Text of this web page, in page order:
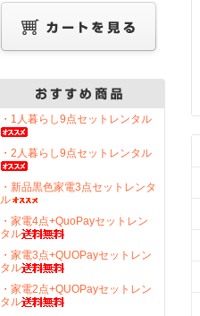
・1人暮らし9点セットレンタル
・2人暮らし9点セットレンタル
・新品黒色家電3点セットレンタ
ル
・家電4点+QuoPayセットレン
タル
・家電3点+QUOPayセットレン
タル
・家電2点+QUOPayセットレン
タル